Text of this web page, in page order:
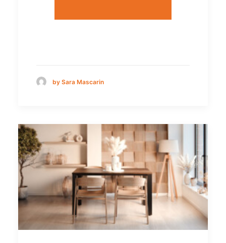
by Sara Mascarin